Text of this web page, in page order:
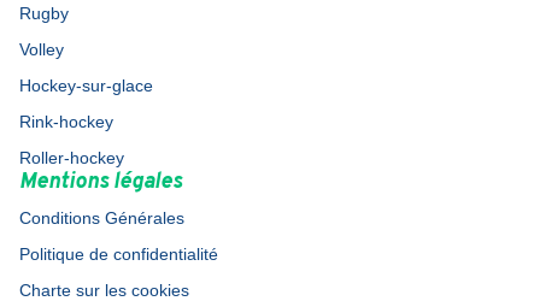
Rugby
Volley
Hockey-sur-glace
Rink-hockey
Roller-hockey
Mentions légales
Conditions Générales
Politique de confidentialité
Charte sur les cookies